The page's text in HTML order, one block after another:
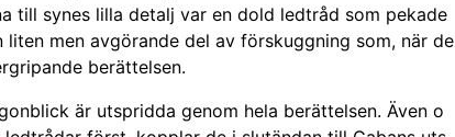
till synes lilla detalj var en dold ledtråd som pekade
men avgörande del av förskuggning som, när de
berättelsen.
är utspridda genom hela berättelsen. Även o